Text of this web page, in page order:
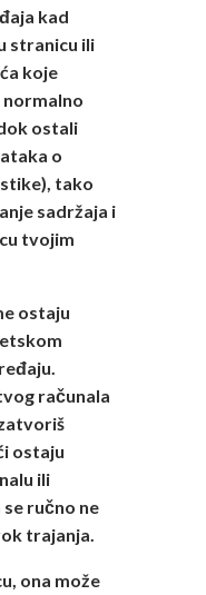
kad
stranicu ili
koje
ostali
o
tako
sadržaja i
tvojim
ostaju
računala
ostaju
ili
ručno ne
trajanja.
ona može